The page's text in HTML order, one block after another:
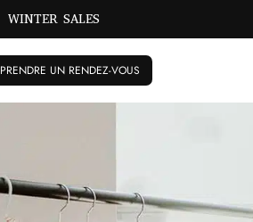
WINTER SALES
PRENDRE UN RENDEZ-VOUS